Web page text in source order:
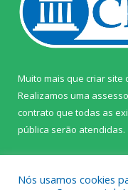
Muito mais que criar site
Realizamos uma
contrato que todas as
pública serão atendidas.
Nós usamos cookies